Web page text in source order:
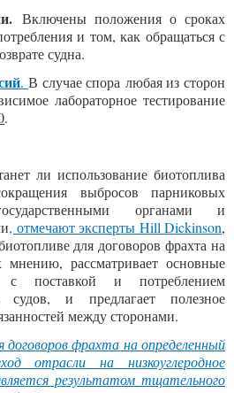
Включены положения о сроках
и том, как обращаться с
судна.
. В случае спора любая из сторон
лабораторное тестирование
.
ли использование биотоплива
выбросов парниковых
органами и
, отмечаютэксперты Hill Dickinson,
для договоров фрахта на
рассматривает основные
с поставкой и потреблением
и предлагает полезное
между сторонами.
фрахта на определенный
отрасли на низкоуглеродное
результатом тщательного